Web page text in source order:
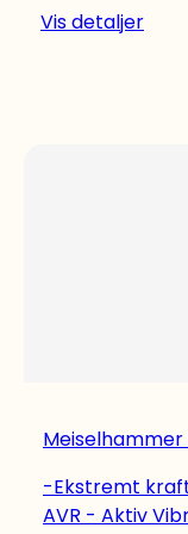
Ryobi-verktøy
Vis detaljer
Meiselhammer
-Ekstremt
AVR - Aktiv